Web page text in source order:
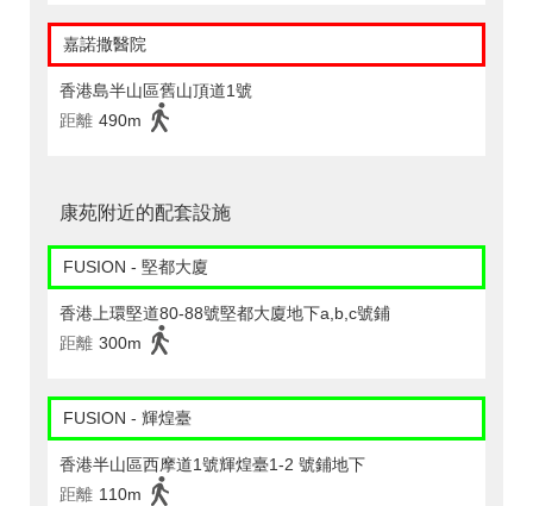
嘉諾撒醫院
香港島半山區舊山頂道1號
距離 490m
康苑附近的配套設施
FUSION - 堅都大廈
香港上環堅道80-88號堅都大廈地下a,b,c號鋪
距離 300m
FUSION - 輝煌臺
香港半山區西摩道1號輝煌臺1-2 號鋪地下
距離 110m